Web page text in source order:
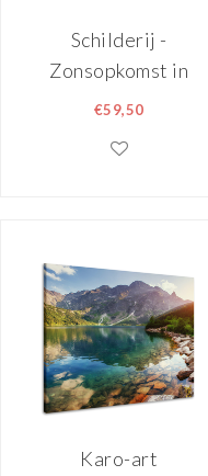
Schilderij -
Zonsopkomst in
de bergen,
€59,50
Karo-art